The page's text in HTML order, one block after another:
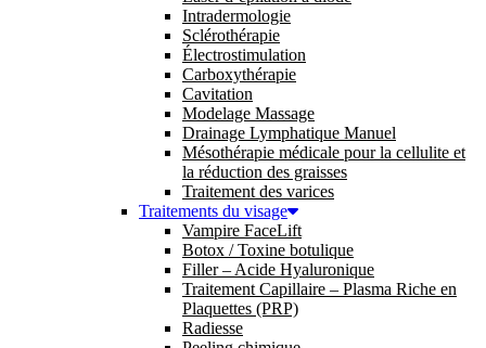
Intradermologie
Sclérothérapie
Électrostimulation
Carboxythérapie
Cavitation
Modelage Massage
Drainage Lymphatique Manuel
Mésothérapie médicale pour la cellulite et
la réduction des graisses
Traitement des varices
Traitements du visage
Vampire FaceLift
Botox / Toxine botulique
Filler – Acide Hyaluronique
Traitement Capillaire – Plasma Riche en
Plaquettes (PRP)
Radiesse